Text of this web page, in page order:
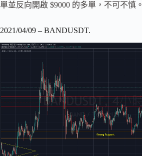
單並反向開啟 $9000 的多單，不可不慎。
2021/04/09 – BANDUSDT.